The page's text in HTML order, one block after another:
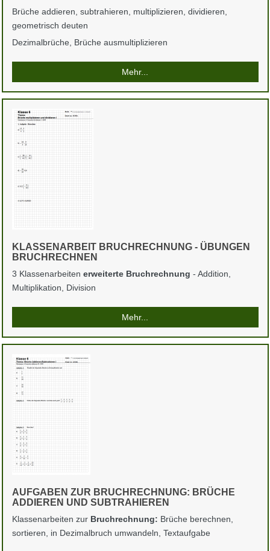
Brüche addieren, subtrahieren, multiplizieren, dividieren,
geometrisch deuten
Dezimalbrüche, Brüche ausmultiplizieren
Mehr...
KLASSENARBEIT BRUCHRECHNUNG - ÜBUNGEN
BRUCHRECHNEN
3 Klassenarbeiten erweiterte Bruchrechnung - Addition,
Multiplikation, Division
Mehr...
AUFGABEN ZUR BRUCHRECHNUNG: BRÜCHE
ADDIEREN UND SUBTRAHIEREN
Klassenarbeiten zur Bruchrechnung: Brüche berechnen,
sortieren, in Dezimalbruch umwandeln, Textaufgabe